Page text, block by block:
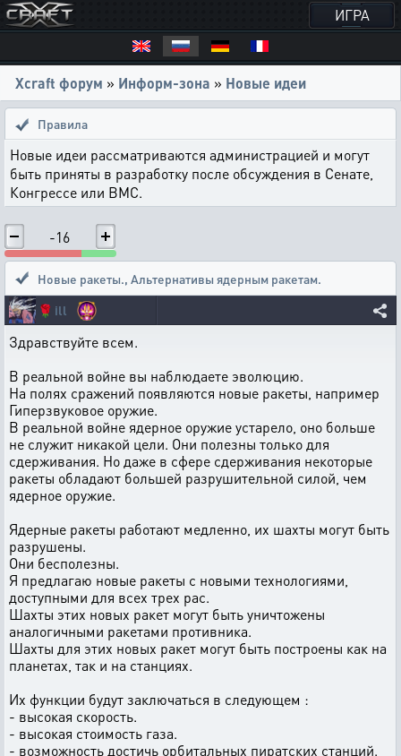
ИГРА
Xcraft форум » Информ-зона » Новые идеи
Правила
Новые идеи рассматриваются администрацией и могут
быть приняты в разработку после обсуждения в Сенате,
Конгрессе или ВМС.
-16
Новые ракеты., Альтернативы ядерным ракетам.
🌹 ill
Здравствуйте всем.
В реальной войне вы наблюдаете эволюцию.
На полях сражений появляются новые ракеты, например
Гиперзвуковое оружие.
В реальной войне ядерное оружие устарело, оно больше
не служит никакой цели. Они полезны только для
сдерживания. Но даже в сфере сдерживания некоторые
ракеты обладают большей разрушительной силой, чем
ядерное оружие.
Ядерные ракеты работают медленно, их шахты могут быть
разрушены.
Они бесполезны.
Я предлагаю новые ракеты с новыми технологиями,
доступными для всех трех рас.
Шахты этих новых ракет могут быть уничтожены
аналогичными ракетами противника.
Шахты для этих новых ракет могут быть построены как на
планетах, так и на станциях.
Их функции будут заключаться в следующем :
- высокая скорость.
- высокая стоимость газа.
- возможность достичь орбитальных пиратских станций.